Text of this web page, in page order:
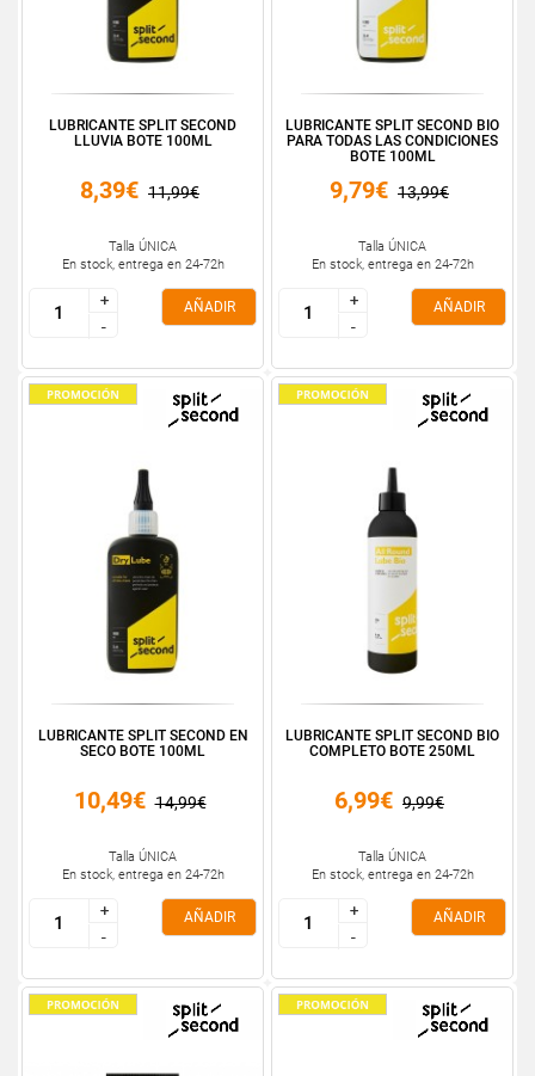
LUBRICANTE SPLIT SECOND
LLUVIA BOTE 100ML
8,39€ 11,99€
Talla ÚNICA
En stock, entrega en 24-72h
+
-
+
-
AÑADIR
LUBRICANTE SPLIT SECOND BIO
PARA TODAS LAS CONDICIONES
BOTE 100ML
9,79€ 13,99€
Talla ÚNICA
En stock, entrega en 24-72h
+
-
+
-
AÑADIR
LUBRICANTE SPLIT SECOND EN
SECO BOTE 100ML
10,49€ 14,99€
Talla ÚNICA
En stock, entrega en 24-72h
+
-
+
-
AÑADIR
LUBRICANTE SPLIT SECOND BIO
COMPLETO BOTE 250ML
6,99€ 9,99€
Talla ÚNICA
En stock, entrega en 24-72h
+
-
+
-
AÑADIR